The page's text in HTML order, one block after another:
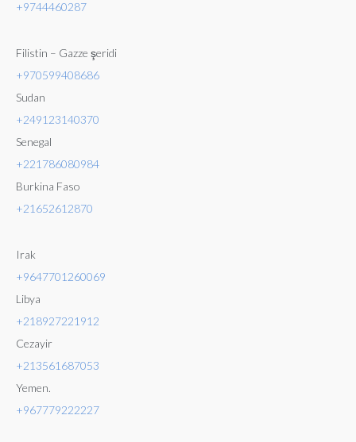
+9744460287
Filistin – Gazze şeridi
+970599408686
Sudan
+249123140370
Senegal
+221786080984
Burkina Faso
+21652612870
Irak
+9647701260069
Libya
+218927221912
Cezayir
+213561687053
Yemen.
+967779222227